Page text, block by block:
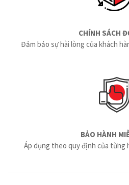
CHÍNH SÁCH
Đảm bảo sự hài lòng của khách
BẢO HÀNH
Áp dụng theo quy định của từng